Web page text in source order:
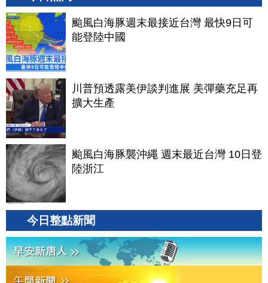
颱風白海豚週末最接近台灣 最快9日可
能登陸中國
川普預透露美伊談判進展 美彈藥充足再
擴大生產
颱風白海豚襲沖繩 週末最近台灣 10日登
陸浙江
今日整點新聞